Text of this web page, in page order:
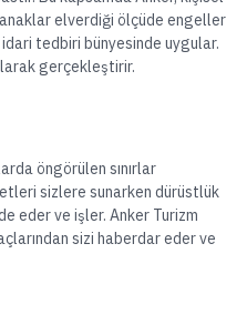
elverdiği ölçüde engeller
tedbiri bünyesinde uygular.
gerçekleştirir.
öngörülen sınırlar
sizlere sunarken dürüstlük
eder ve işler. Anker Turizm
sizi haberdar eder ve